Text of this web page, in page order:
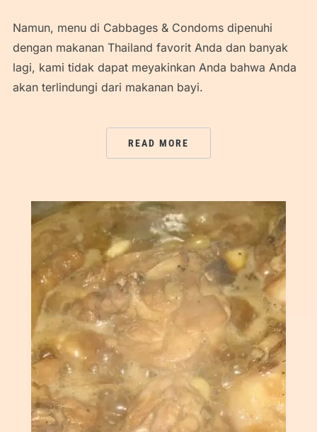
Namun, menu di Cabbages & Condoms dipenuhi
dengan makanan Thailand favorit Anda dan banyak
lagi, kami tidak dapat meyakinkan Anda bahwa Anda
akan terlindungi dari makanan bayi.
READ MORE